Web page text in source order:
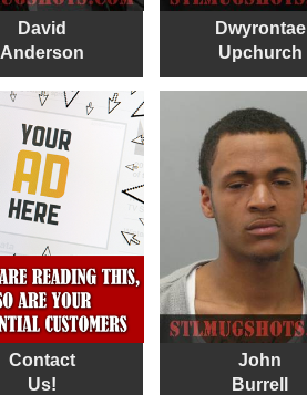
David
Anderson
Dwyrontae
Upchurch
Contact
Us!
John
Burrell